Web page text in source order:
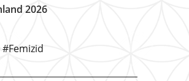
2026
#Femizid